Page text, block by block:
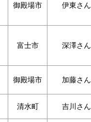
御殿場市 伊東さん
富士市 深澤さん
御殿場市 加藤さん
清水町 吉川さん